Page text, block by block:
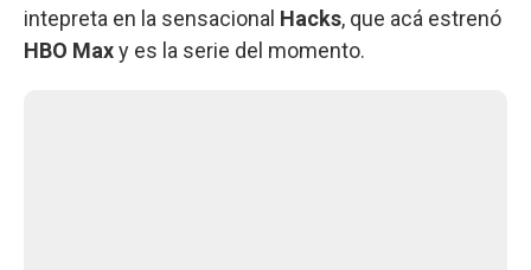
intepreta en la sensacional Hacks, que acá estrenó
HBO Maxy es la serie del momento.